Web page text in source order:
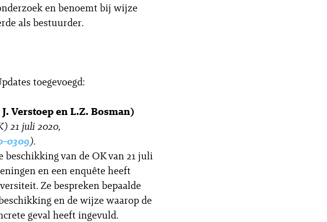
en benoemt bij wijze
als bestuurder.
toegevoegd:
Verstoep en L.Z. Bosman)
21 juli 2020,
0309).
beschikking van de OK van 21 juli
en een enquête heeft
Ze bespreken bepaalde
en de wijze waarop de
geval heeft ingevuld.